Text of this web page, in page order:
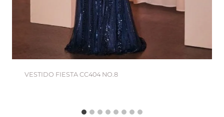
VESTIDO FIESTA CC404 NO.8